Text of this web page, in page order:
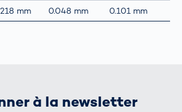
mm 0.048 mm 0.101 mm
à la newsletter